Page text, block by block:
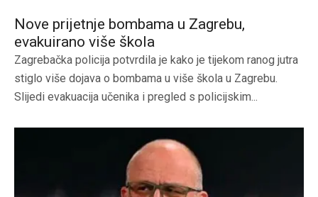
Nove prijetnje bombama u Zagrebu,
evakuirano više škola
Zagrebačka policija potvrdila je kako je tijekom ranog jutra
stiglo više dojava o bombama u više škola u Zagrebu.
Slijedi evakuacija učenika i pregled s policijskim...